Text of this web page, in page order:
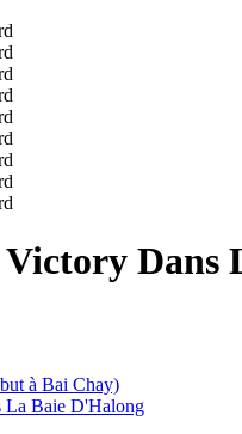
Dans
à Bai Chay)
La Baie D'Halong